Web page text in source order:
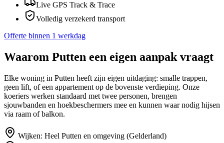
Live GPS Track & Trace
Volledig verzekerd transport
Offerte binnen 1 werkdag
Waarom Putten een eigen aanpak vraagt
Elke woning in Putten heeft zijn eigen uitdaging: smalle trappen,
geen lift, of een appartement op de bovenste verdieping. Onze
koeriers werken standaard met twee personen, brengen
sjouwbanden en hoekbeschermers mee en kunnen waar nodig hijsen
via raam of balkon.
Wijken: Heel Putten en omgeving (Gelderland)